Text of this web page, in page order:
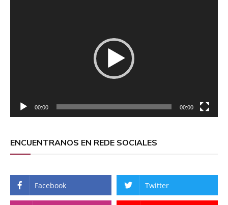
00:00 00:00
ENCUENTRANOS EN REDE SOCIALES
Facebook Twitter